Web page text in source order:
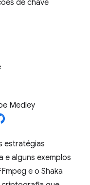
de chave
Medley
estratégias
e alguns exemplos
e o Shaka